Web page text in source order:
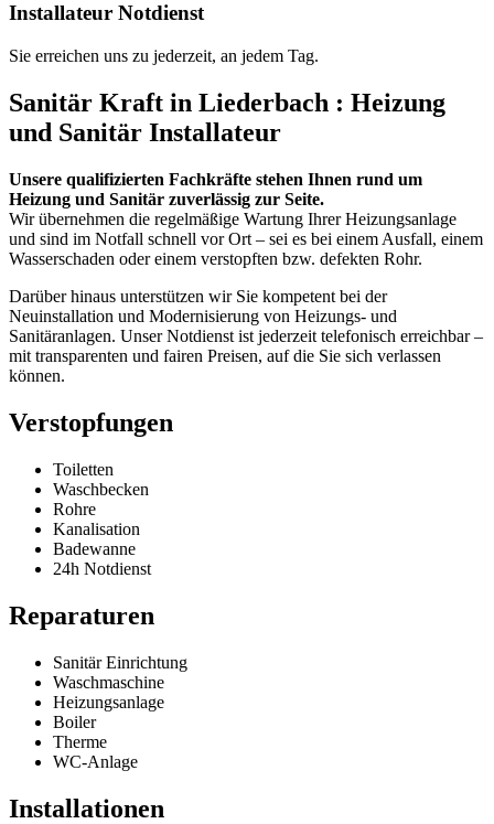
Installateur Notdienst
Sie erreichen uns zu jederzeit, an jedem Tag.
Sanitär Kraft in Liederbach : Heizung
und Sanitär Installateur
Unsere qualifizierten Fachkräfte stehen Ihnen rund um
Heizung und Sanitär zuverlässig zur Seite.
Wir übernehmen die regelmäßige Wartung Ihrer Heizungsanlage
und sind im Notfall schnell vor Ort – sei es bei einem Ausfall, einem
Wasserschaden oder einem verstopften bzw. defekten Rohr.
Darüber hinaus unterstützen wir Sie kompetent bei der
Neuinstallation und Modernisierung von Heizungs- und
Sanitäranlagen. Unser Notdienst ist jederzeit telefonisch erreichbar –
mit transparenten und fairen Preisen, auf die Sie sich verlassen
können.
Verstopfungen
Toiletten
Waschbecken
Rohre
Kanalisation
Badewanne
24h Notdienst
Reparaturen
Sanitär Einrichtung
Waschmaschine
Heizungsanlage
Boiler
Therme
WC-Anlage
Installationen